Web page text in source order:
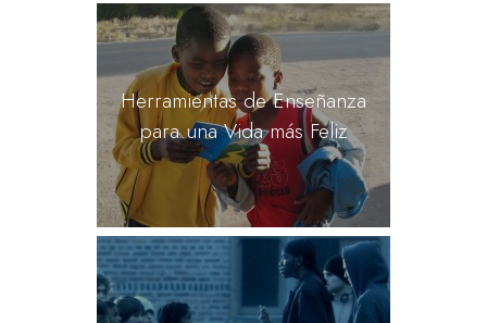
Herramientas de Enseñanza
para una Vida más Feliz